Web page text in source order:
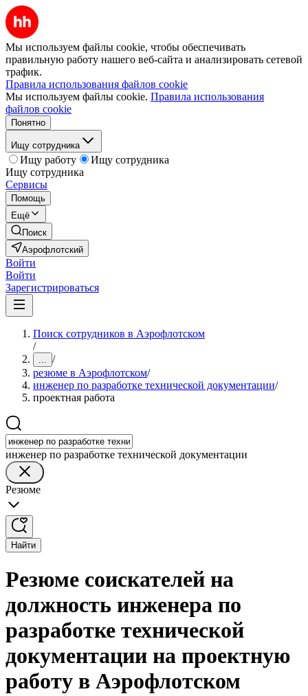
Мы используем файлы cookie, чтобы обеспечивать
правильную работу нашего веб-сайта и анализировать сетевой
трафик.
Правила использования файлов cookie
Мы используем файлы cookie. Правила использования
файлов cookie
Понятно
Ищу сотрудника
Ищу работу
Ищу сотрудника
Ищу сотрудника
Сервисы
Помощь
Ещё
Поиск
Аэрофлотский
Войти
Войти
Зарегистрироваться
Поиск сотрудников в Аэрофлотском
/
... /
резюме в Аэрофлотском/
инженер по разработке технической документации/
проектная работа
инженер по разработке технической документации
Резюме
Найти
Резюме соискателей на
должность инженера по
разработке технической
документации на проектную
работу в Аэрофлотском